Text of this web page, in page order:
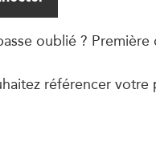
oublié ? Première
référencer